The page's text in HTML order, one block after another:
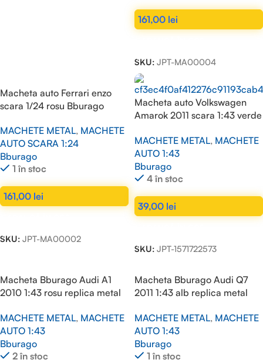
161,00 lei
SKU: JPT-MA00004
Macheta auto Ferrari enzo
scara 1/24 rosu Bburago
MACHETE METAL, MACHETE
AUTO SCARA 1:24
Bburago
1 în stoc
161,00 lei
SKU: JPT-MA00002
Macheta auto Volkswagen
Amarok 2011 scara 1:43 verde
MACHETE METAL, MACHETE
AUTO 1:43
Bburago
4 în stoc
39,00 lei
SKU: JPT-1571722573
Macheta Bburago Audi A1
2010 1:43 rosu replica metal
MACHETE METAL, MACHETE
AUTO 1:43
Bburago
2 în stoc
Macheta Bburago Audi Q7
2011 1:43 alb replica metal
MACHETE METAL, MACHETE
AUTO 1:43
Bburago
1 în stoc